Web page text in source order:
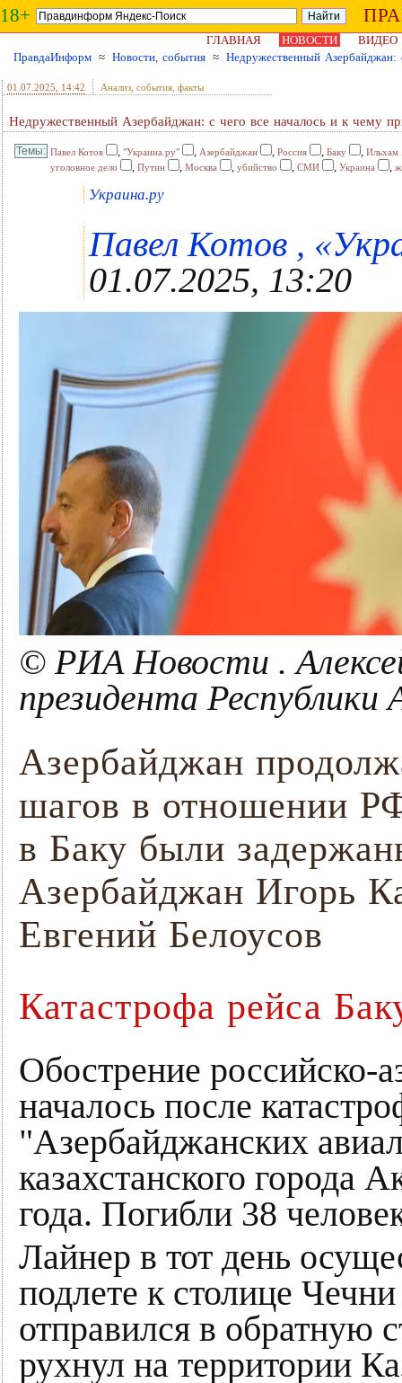
18+
ГЛАВНАЯ НОВОСТИ
ВИДЕО
ПравдаИнформ ≈ Новости, события ≈ Недружественный Азербайджан:
01.07.2025 , 14:42 Анализ, события, факты
Недружественный Азербайджан: с чего все началось и к чему
Павел Котов , "Украина.ру" , Азербайджан , Россия , Баку , Ильхам
уголовное дело
, Путин , Москва , убийство , СМИ , Украина ,
Украина.ру
Павел Котов ,
01.07.2025, 13:20
© РИА Новости .
президента
Азербайджан
шагов в отношении
в Баку были
Азербайджан Игорь
Евгений Белоусов
Катастрофа рейса
Обострение российско-
началось после
"Азербайджанских
казахстанского города
года. Погибли 38
Лайнер в тот день
подлете к столице
отправился в обратную
рухнул на территории